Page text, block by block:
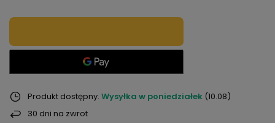
Produkt dostępny Wysyłka w poniedziałek (10.08)
30 dni na zwrot